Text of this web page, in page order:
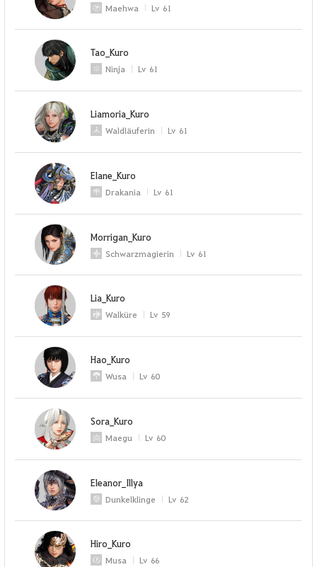
Maehwa Lv 61
Tao_Kuro
Ninja Lv 61
Liamoria_Kuro
Waldläuferin Lv 61
Elane_Kuro
Drakania Lv 61
Morrigan_Kuro
Schwarzmagierin Lv 61
Lia_Kuro
Walküre Lv 59
Hao_Kuro
Wusa Lv 60
Sora_Kuro
Maegu Lv 60
Eleanor_Illya
Dunkelklinge Lv 62
Hiro_Kuro
Musa Lv 66